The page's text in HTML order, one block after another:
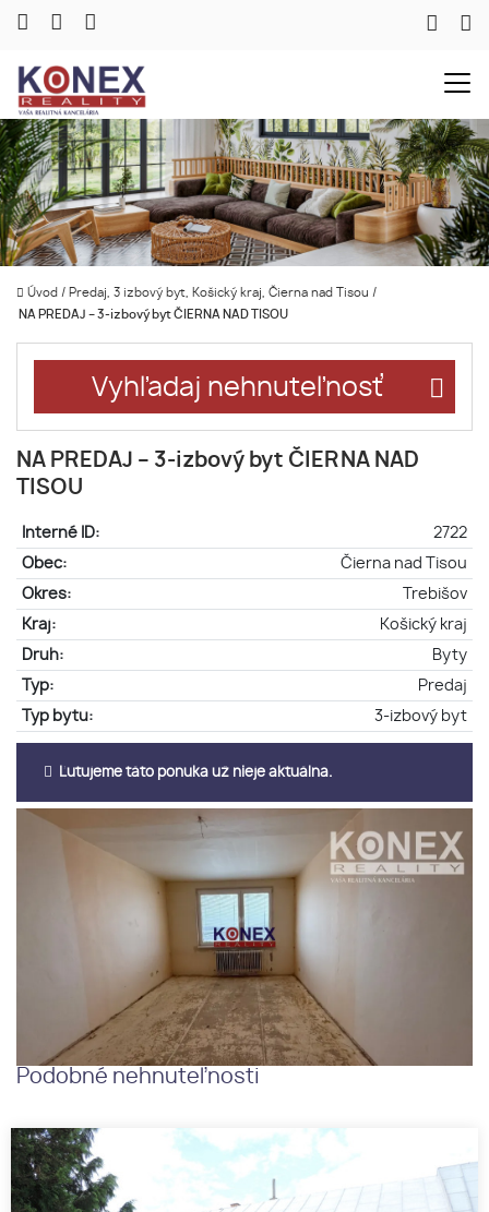
Úvod / Predaj, 3 izbový byt, Košický kraj, Čierna nad Tisou /
NA PREDAJ – 3-izbový byt ČIERNA NAD TISOU
Vyhľadaj nehnuteľnosť
NA PREDAJ – 3-izbový byt ČIERNA NAD
TISOU
Interné ID:
2722
Obec:
Čierna nad Tisou
Okres:
Trebišov
Kraj:
Košický kraj
Druh:
Byty
Typ:
Predaj
Typ bytu:
3-izbový byt
Ľutujeme táto ponuka už nieje aktuálna.
Podobné nehnuteľnosti